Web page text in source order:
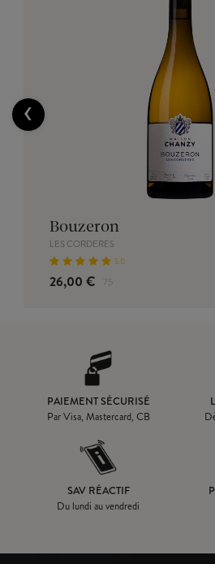
Bouzeron
LES CORDERES
5.0
26,00 € 75
‹
PAIEMENT SÉCURISÉ
Par Visa, Mastercard, CB
SAV RÉACTIF
Du lundi au vendredi